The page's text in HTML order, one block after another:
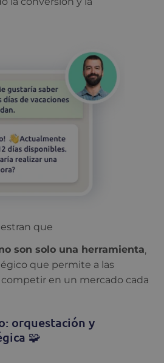
que
son solo una herramienta,
que permite a las
competir en un mercado cada
orquestación y
🧩